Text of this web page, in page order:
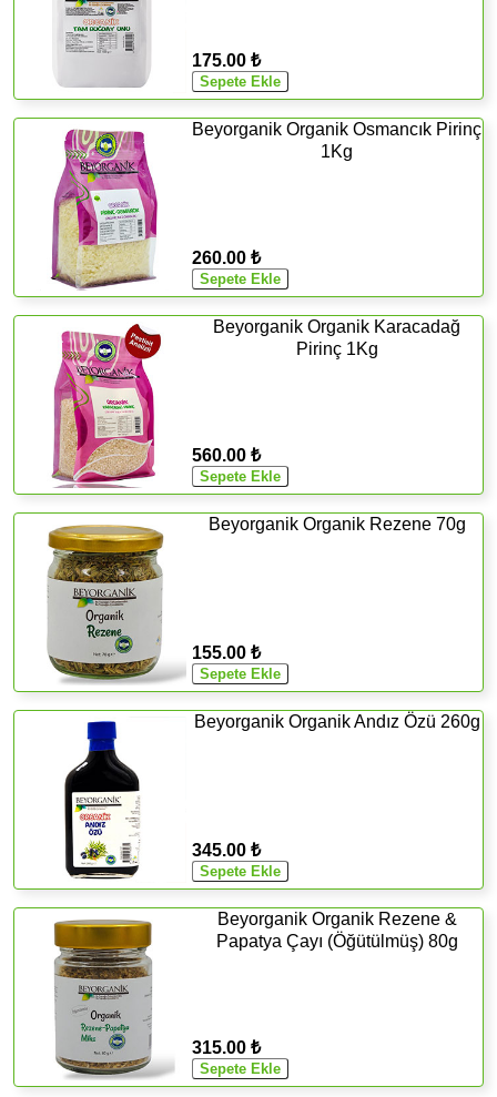
175.00 ₺
Beyorganik Organik Osmancık Pirinç
1Kg
260.00 ₺
Beyorganik Organik Karacadağ
Pirinç 1Kg
560.00 ₺
Beyorganik Organik Rezene 70g
155.00 ₺
Beyorganik Organik Andız Özü 260g
345.00 ₺
Beyorganik Organik Rezene &
Papatya Çayı (Öğütülmüş) 80g
315.00 ₺